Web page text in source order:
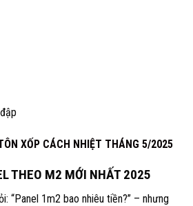
XỐP CÁCH NHIỆT THÁNG 5/2025
THEO M2 MỚI NHẤT 2025
“Panel 1m2 bao nhiêu tiền?” – nhưng